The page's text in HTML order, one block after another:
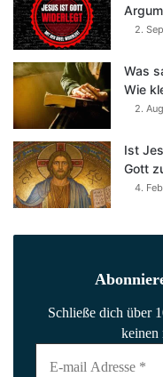
2.
Was
Wie
2.
Ist
Gott
4.
Schließe dich über
keinen
E-
mail